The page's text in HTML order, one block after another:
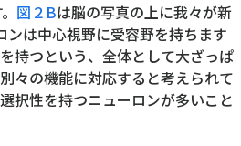
図２Bは脳の写真の上に我々が新
ンは中心視野に受容野を持ちます
持つという、全体として大ざっぱ
々の機能に対応すると考えられて
択性を持つニューロンが多いこと